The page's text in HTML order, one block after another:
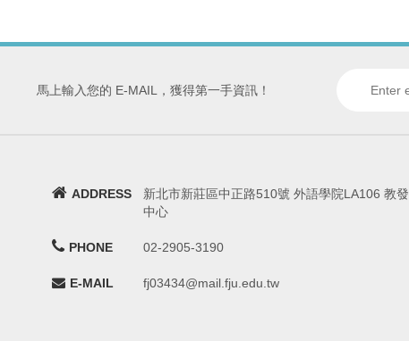
馬上輸入您的 E-MAIL，獲得第一手資訊！
ADDRESS
新北市新莊區中正路510號 外語學院LA106 教發
中心
PHONE 02-2905-3190
E-MAIL fj03434@mail.fju.edu.tw